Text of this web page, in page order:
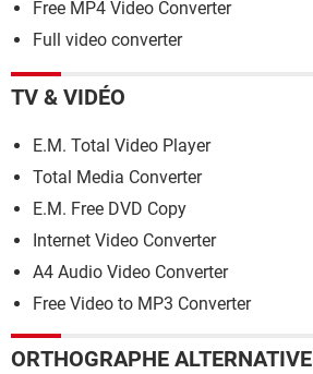
Free MP4 Video Converter
Full video converter
TV & VIDÉO
E.M. Total Video Player
Total Media Converter
E.M. Free DVD Copy
Internet Video Converter
A4 Audio Video Converter
Free Video to MP3 Converter
ORTHOGRAPHE ALTERNATIVE